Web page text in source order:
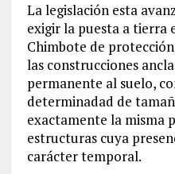
La legislación esta
exigir la puesta a tierra
Chimbote de
las construcciones
permanente al suelo,
determinadad de
exactamente la misma
estructuras cuya
carácter temporal.